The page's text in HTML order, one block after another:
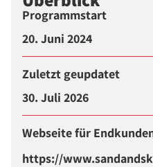
Programmstart
20. Juni 2024
Zuletzt geupdatet
30. Juli 2026
Webseite für
https://